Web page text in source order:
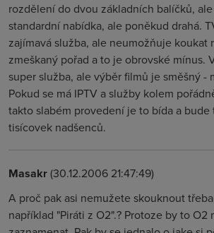
rozdělení do dvou základních balíčků,
standardní nabídka, ale poněkud drahá.
zajímavá služba, ale neumožňuje koukat
zmeškaný pořad a to je obrovské mínus.
super služba, ale výběr filmů je směšný -
Pokud se má IPTV a služby kolem
takto slabém provedení je to bída a
tisícovek nadšenců.
Masakr(30.12.2006 21:47:49)
A proč pak asi nemužete skouknout
například "Piráti z O2".? Protoze by to O2